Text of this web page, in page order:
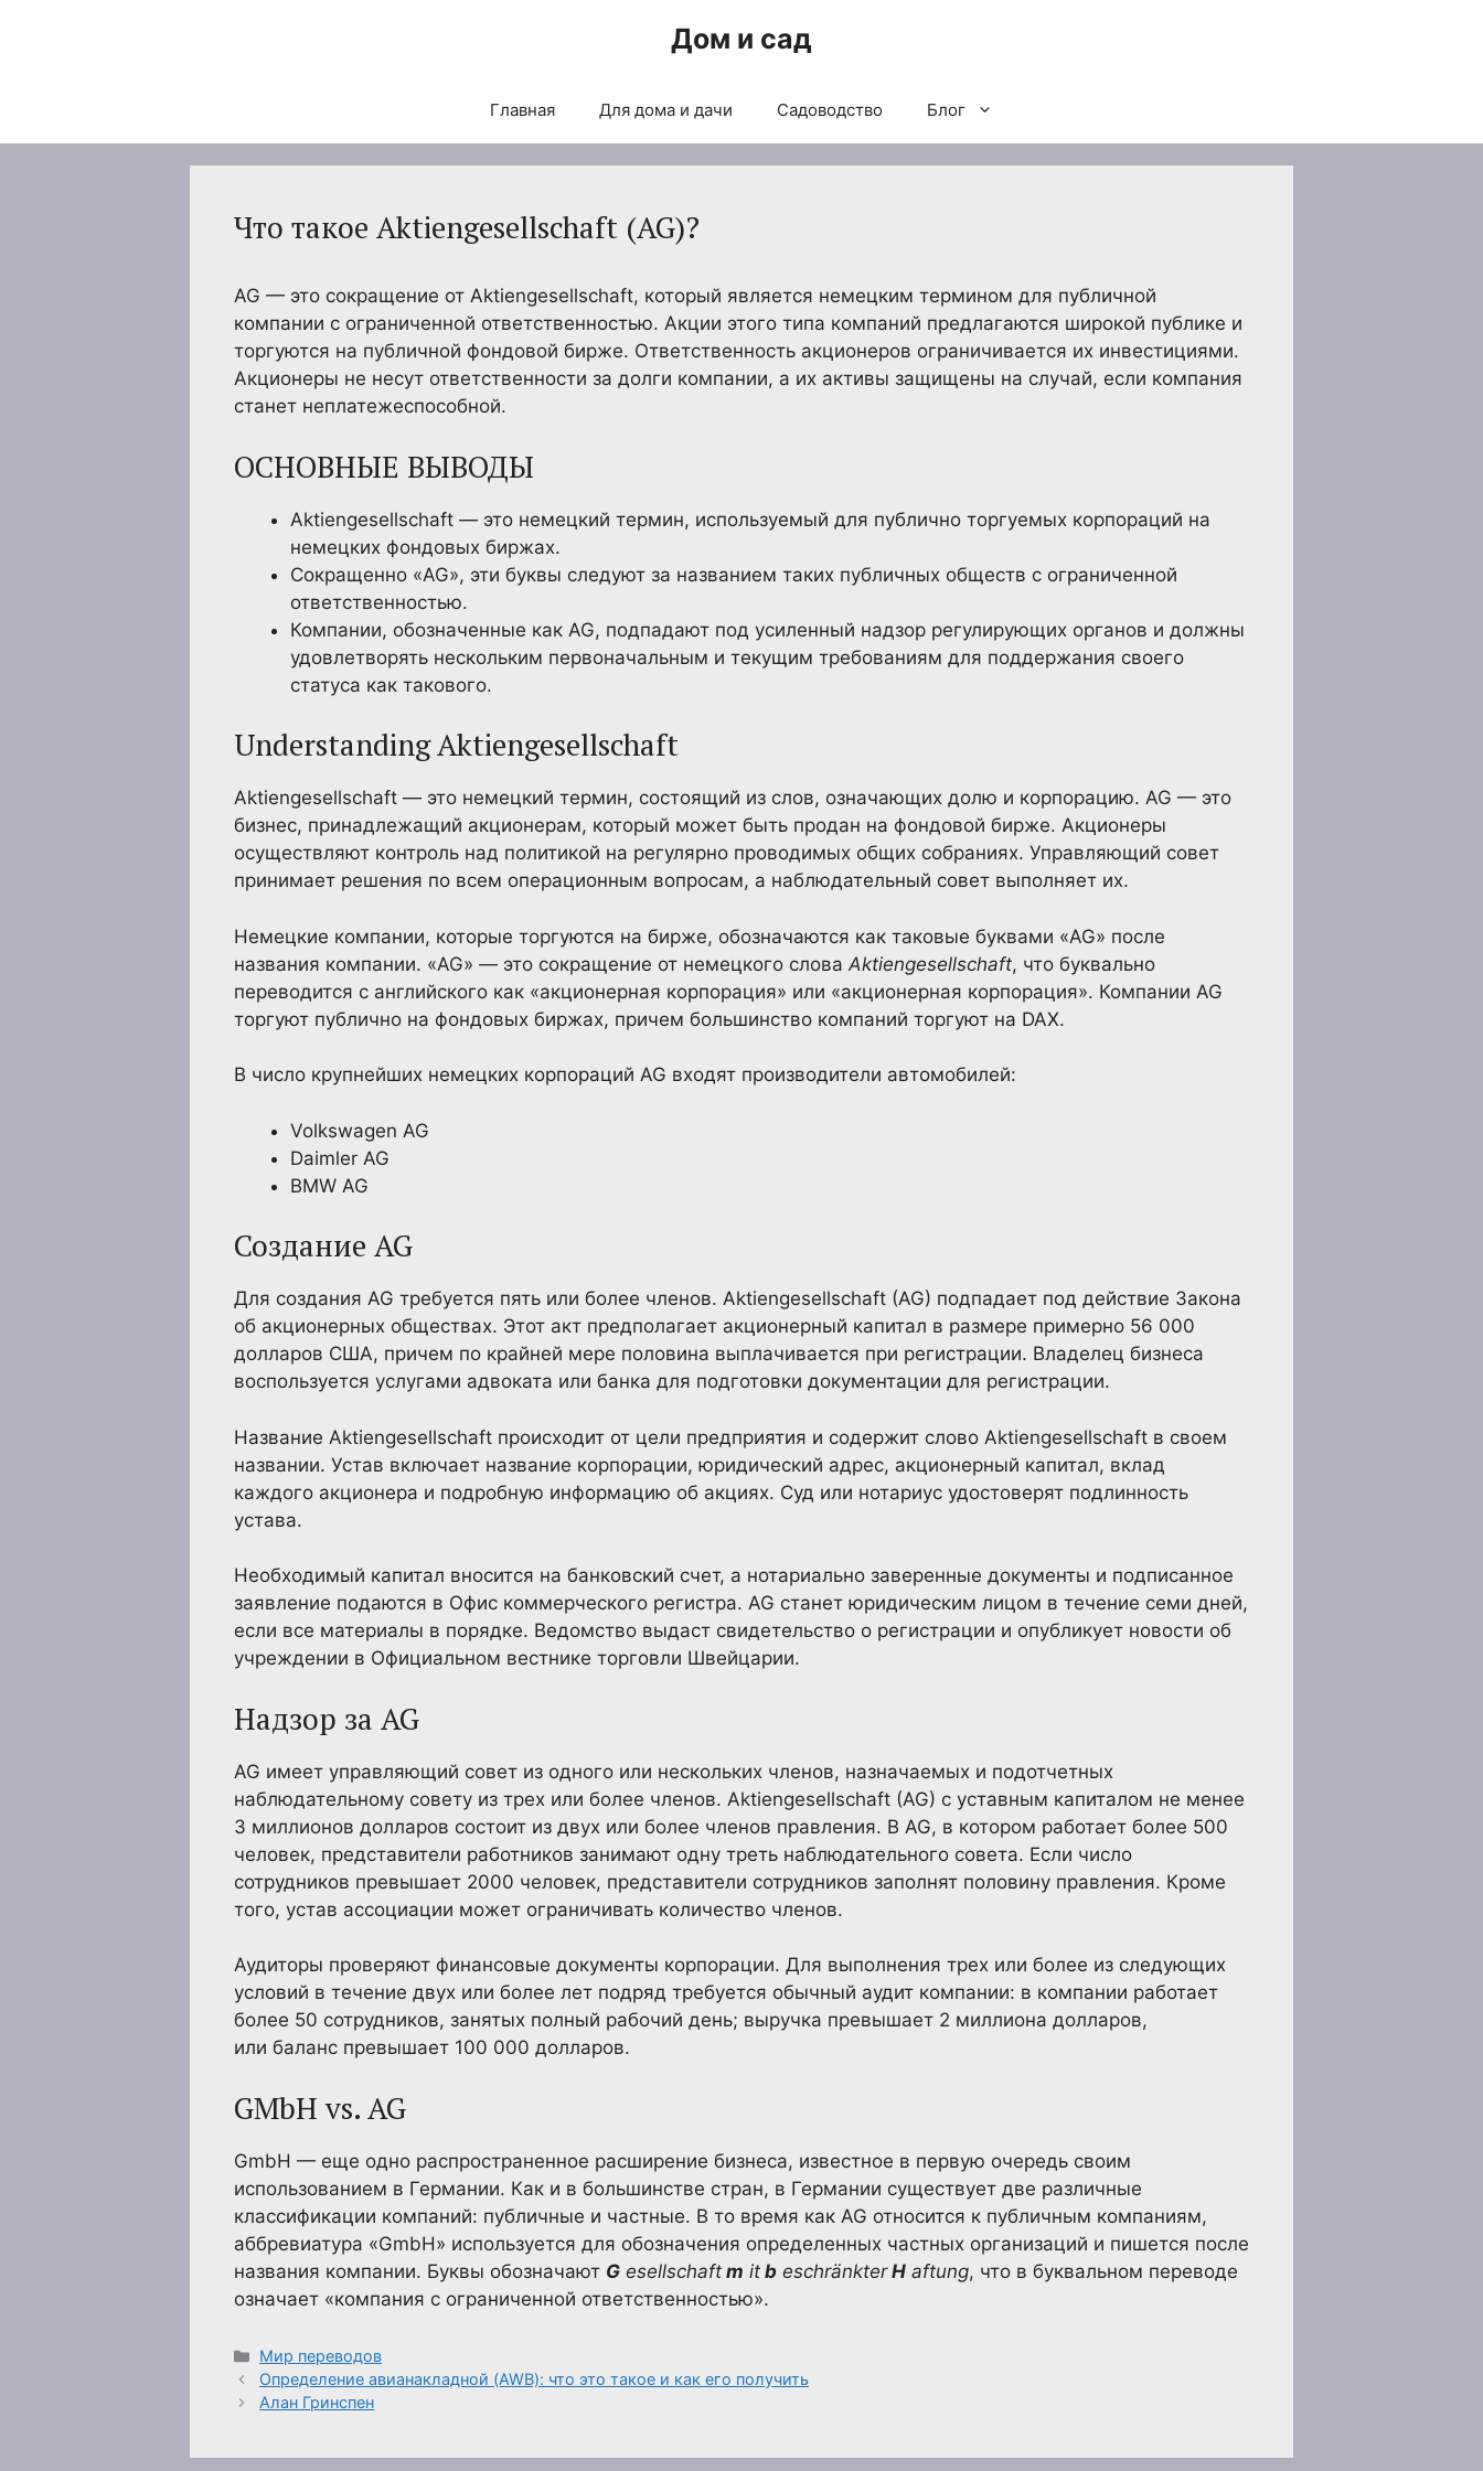
Дом и сад
Главная Для дома и дачи Садоводство Блог
Что такое Aktiengesellschaft (AG)?
AG — это сокращение от Aktiengesellschaft, который является немецким термином для публичной
компании с ограниченной ответственностью. Акции этого типа компаний предлагаются широкой публике и
торгуются на публичной фондовой бирже. Ответственность акционеров ограничивается их инвестициями.
Акционеры не несут ответственности за долги компании, а их активы защищены на случай, если компания
станет неплатежеспособной.
ОСНОВНЫЕ ВЫВОДЫ
Aktiengesellschaft — это немецкий термин, используемый для публично торгуемых корпораций на
немецких фондовых биржах.
Сокращенно «AG», эти буквы следуют за названием таких публичных обществ с ограниченной
ответственностью.
Компании, обозначенные как AG, подпадают под усиленный надзор регулирующих органов и должны
удовлетворять нескольким первоначальным и текущим требованиям для поддержания своего
статуса как такового.
Understanding Aktiengesellschaft
Aktiengesellschaft — это немецкий термин, состоящий из слов, означающих долю и корпорацию. AG — это
бизнес, принадлежащий акционерам, который может быть продан на фондовой бирже. Акционеры
осуществляют контроль над политикой на регулярно проводимых общих собраниях. Управляющий совет
принимает решения по всем операционным вопросам, а наблюдательный совет выполняет их.
Немецкие компании, которые торгуются на бирже, обозначаются как таковые буквами «AG» после
названия компании. «AG» — это сокращение от немецкого слова Aktiengesellschaft, что буквально
переводится с английского как «акционерная корпорация» или «акционерная корпорация». Компании AG
торгуют публично на фондовых биржах, причем большинство компаний торгуют на DAX.
В число крупнейших немецких корпораций AG входят производители автомобилей:
Volkswagen AG
Daimler AG
BMW AG
Создание AG
Для создания AG требуется пять или более членов. Aktiengesellschaft (AG) подпадает под действие Закона
об акционерных обществах. Этот акт предполагает акционерный капитал в размере примерно 56 000
долларов США, причем по крайней мере половина выплачивается при регистрации. Владелец бизнеса
воспользуется услугами адвоката или банка для подготовки документации для регистрации.
Название Aktiengesellschaft происходит от цели предприятия и содержит слово Aktiengesellschaft в своем
названии. Устав включает название корпорации, юридический адрес, акционерный капитал, вклад
каждого акционера и подробную информацию об акциях. Суд или нотариус удостоверят подлинность
устава.
Необходимый капитал вносится на банковский счет, а нотариально заверенные документы и подписанное
заявление подаются в Офис коммерческого регистра. AG станет юридическим лицом в течение семи дней,
если все материалы в порядке. Ведомство выдаст свидетельство о регистрации и опубликует новости об
учреждении в Официальном вестнике торговли Швейцарии.
Надзор за AG
AG имеет управляющий совет из одного или нескольких членов, назначаемых и подотчетных
наблюдательному совету из трех или более членов. Aktiengesellschaft (AG) с уставным капиталом не менее
3 миллионов долларов состоит из двух или более членов правления. В AG, в котором работает более 500
человек, представители работников занимают одну треть наблюдательного совета. Если число
сотрудников превышает 2000 человек, представители сотрудников заполнят половину правления. Кроме
того, устав ассоциации может ограничивать количество членов.
Аудиторы проверяют финансовые документы корпорации. Для выполнения трех или более из следующих
условий в течение двух или более лет подряд требуется обычный аудит компании: в компании работает
более 50 сотрудников, занятых полный рабочий день; выручка превышает 2 миллиона долларов,
или баланс превышает 100 000 долларов.
GMbH vs. AG
GmbH — еще одно распространенное расширение бизнеса, известное в первую очередь своим
использованием в Германии. Как и в большинстве стран, в Германии существует две различные
классификации компаний: публичные и частные. В то время как AG относится к публичным компаниям,
аббревиатура «GmbH» используется для обозначения определенных частных организаций и пишется после
названия компании. Буквы обозначают G esellschaft m it b eschränkterH aftung, что в буквальном переводе
означает «компания с ограниченной ответственностью».
Рубрики
Мир переводов
Определение авианакладной (AWB): что это такое и как его получить
Алан Гринспен